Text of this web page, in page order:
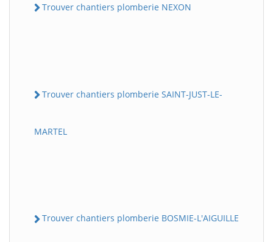
Trouver chantiers plomberie NEXON
Trouver chantiers plomberie SAINT-JUST-LE-
MARTEL
Trouver chantiers plomberie BOSMIE-L'AIGUILLE